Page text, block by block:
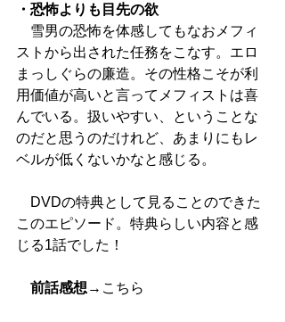
・恐怖よりも目先の欲
雪男の恐怖を体感してもなおメフィ
ストから出された任務をこなす。エロ
まっしぐらの廉造。その性格こそが利
用価値が高いと言ってメフィストは喜
んでいる。扱いやすい、ということな
のだと思うのだけれど、あまりにもレ
ベルが低くないかなと感じる。
DVDの特典として見ることのできた
このエピソード。特典らしい内容と感
じる1話でした！
前話感想 → こちら